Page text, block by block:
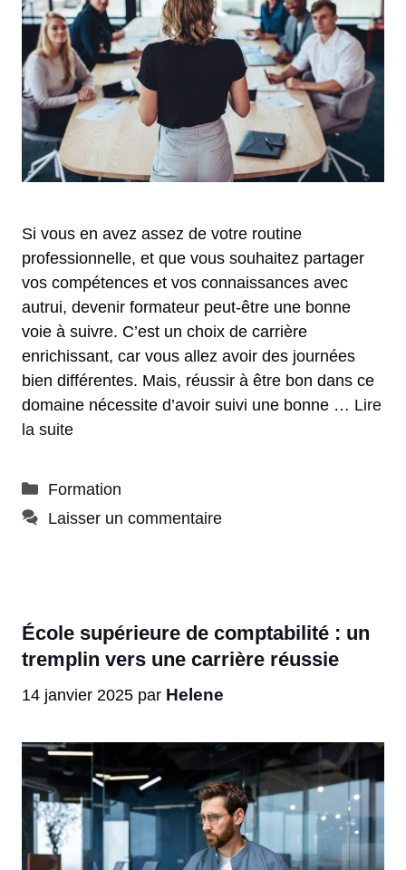
Si vous en avez assez de votre routine
professionnelle, et que vous souhaitez partager
vos compétences et vos connaissances avec
autrui, devenir formateur peut-être une bonne
voie à suivre. C’est un choix de carrière
enrichissant, car vous allez avoir des journées
bien différentes. Mais, réussir à être bon dans ce
domaine nécessite d’avoir suivi une bonne … Lire
la suite
Catégories
Formation
Laisser un commentaire
École supérieure de comptabilité : un
tremplin vers une carrière réussie
14 janvier 2025 par Helene